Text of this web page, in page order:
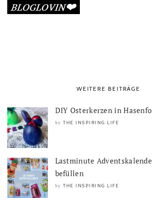
WEITERE BEITRÄGE
DIY Osterkerzen in
by THE INSPIRING LIFE
Lastminute
befüllen
by THE INSPIRING LIFE